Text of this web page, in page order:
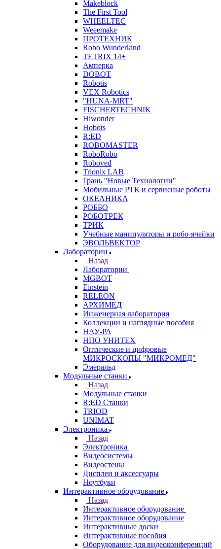
Makeblock
The First Tool
WHEELTEC
Weeemake
ПРОТЕХНИК
Robo Wunderkind
TETRIX 14+
Амперка
DOBOT
Robotis
VEX Robotics
"HUNA-MRT"
FISCHERTECHNIK
Hiwonder
Hobots
R:ED
ROBOMASTER
RoboRobo
Roboved
Trionix LAB
Грань "Новые Технологии"
Мобильные РТК и сервисные роботы
ОКЕАНИКА
РОББО
РОБОТРЕК
ТРИК
Учебные манипуляторы и робо-ячейки
ЭВОЛЬВЕКТОР
Лаборатории
Назад
Лаборатории
MGBOT
Einstein
RELEON
АРХИМЕД
Инженерная лаборатория
Коллекции и наглядные пособия
НАУ-РА
НПО УНИТЕХ
Оптические и цифровые
МИКРОСКОПЫ "МИКРОМЕД"
Эмеральд
Модульные станки
Назад
Модульные станки
R:ED Станки
TRIOD
UNIMAT
Электроника
Назад
Электроника
Видеосистемы
Видеостены
Дисплеи и аксессуары
Ноутбуки
Интерактивное оборудование
Назад
Интерактивное оборудование
Интерактивное оборудование
Интерактивные доски
Интерактивные пособия
Оборудование для видеоконференций